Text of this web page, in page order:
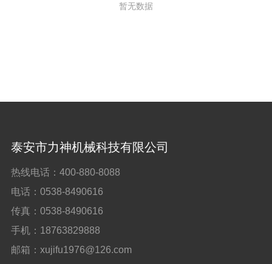
暂无数据
泰安市力神机械科技有限公司
热线电话： 400-880-8088
电话： 0538-8490616
传真： 0538-8490616
手机： 18763829888
邮箱： xujifu1976@126.com